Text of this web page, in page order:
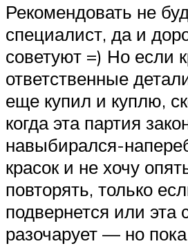
Рекомендовать не
специалист, да и
советуют =) Но если
ответственные
еще купил и куплю,
когда эта партия
навыбирался-
красок и не хочу
повторять, только
подвернется или эта
разочарует — но